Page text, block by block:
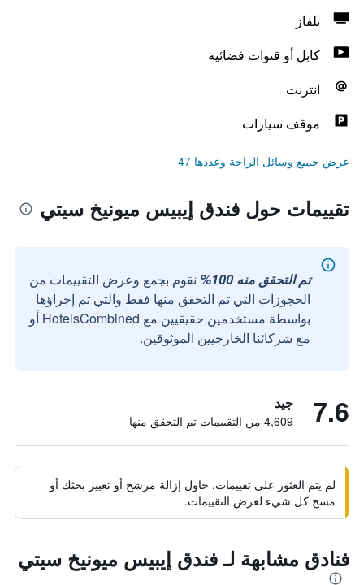
تلفاز
كابل أو قنوات فضائية
انترنت
موقف سيارات
عرض جميع وسائل الراحة وعددها 47
تقييمات حول فندق إيبيس ميونيخ سيتي
تم التحقق منه 100%
نقوم بجمع وعرض التقييمات من
الحجوزات التي تم التحقق منها فقط والتي تم إجراؤها
بواسطة مستخدمين حقيقيين مع HotelsCombined أو
مع شركائنا الخارجيين الموثوقين.
7.6 جيد
4,609 من التقييمات تم التحقق منها
لم يتم العثور على تقييمات. حاول إزالة مرشح أو تغيير بحثك أو
مسح كل شيء لعرض التقييمات.
فنادق مشابهة لـ فندق إيبيس ميونيخ سيتي